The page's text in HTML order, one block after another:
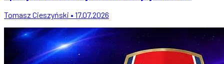
Tomasz Cieszyński • 17.07.2026